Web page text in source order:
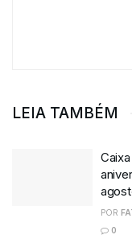
LEIA TAMBÉM
POR
0